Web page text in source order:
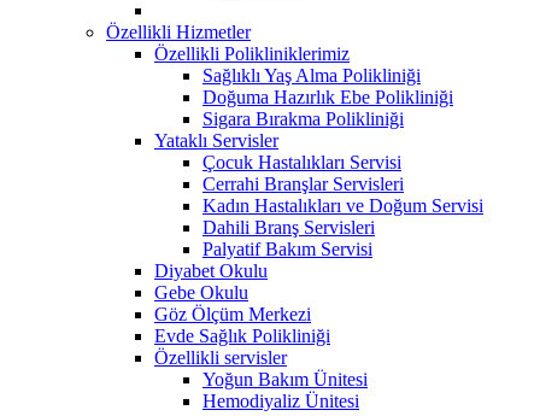
Özellikli Hizmetler
Özellikli Polikliniklerimiz
Sağlıklı Yaş Alma Polikliniği
Doğuma Hazırlık Ebe Polikliniği
Sigara Bırakma Polikliniği
Yataklı Servisler
Çocuk Hastalıkları Servisi
Cerrahi Branşlar Servisleri
Kadın Hastalıkları ve Doğum Servisi
Dahili Branş Servisleri
Palyatif Bakım Servisi
Diyabet Okulu
Gebe Okulu
Göz Ölçüm Merkezi
Evde Sağlık Polikliniği
Özellikli servisler
Yoğun Bakım Ünitesi
Hemodiyaliz Ünitesi